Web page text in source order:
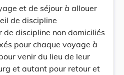
et de séjour à allouer
de discipline
de discipline non domiciliés
pour chaque voyage à
venir du lieu de leur
et autant pour retour et